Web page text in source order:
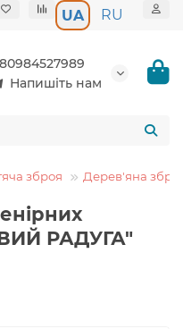
UA RU
Напишіть нам
зброя Дерев'яна
РАДУГА"